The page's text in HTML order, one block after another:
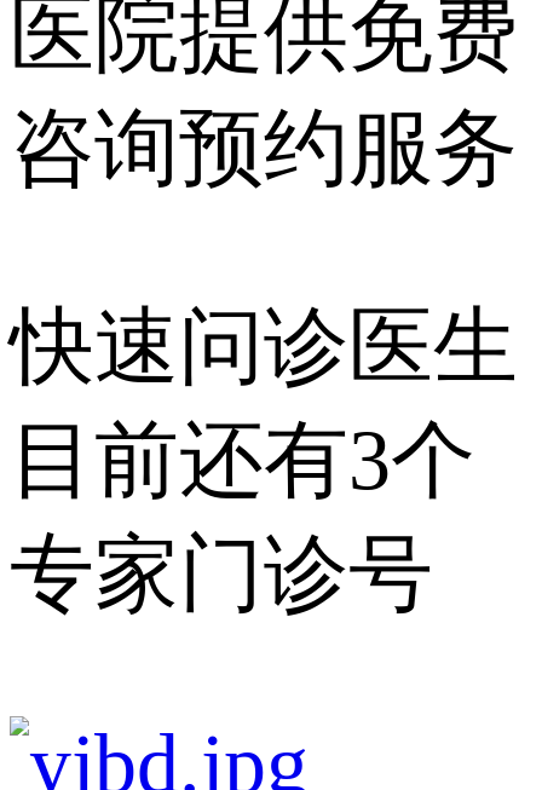
医院提供免费
咨询预约服务
快速问诊医生
目前还有3个
专家门诊号